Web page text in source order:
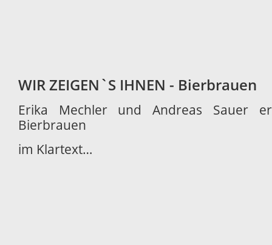
WIR ZEIGEN`S IHNEN - Bierbrauen
Erika Mechler und Andreas Sauer
Bierbrauen
im Klartext…